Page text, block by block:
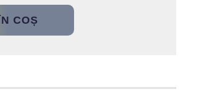
COȘ